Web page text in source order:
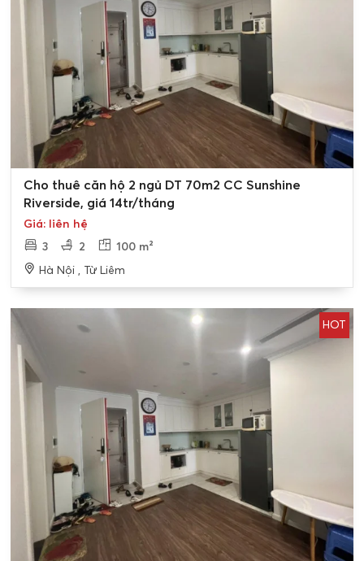
Cho thuê căn hộ 2 ngủ DT 70m2 CC Sunshine
Riverside, giá 14tr/tháng
Giá: liên hệ
3
2 100 m²
Hà Nội , Từ Liêm
HOT